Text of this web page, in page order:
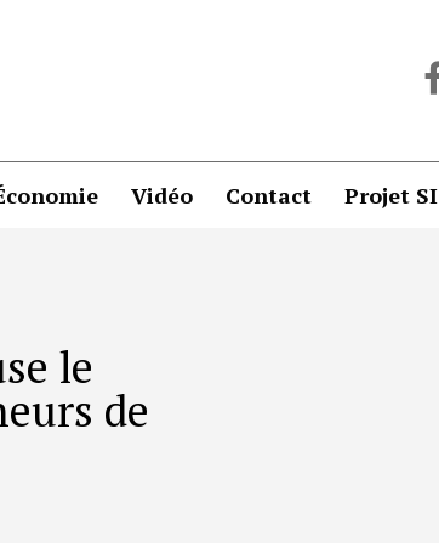
Vidéo Contact Projet SI
le
de